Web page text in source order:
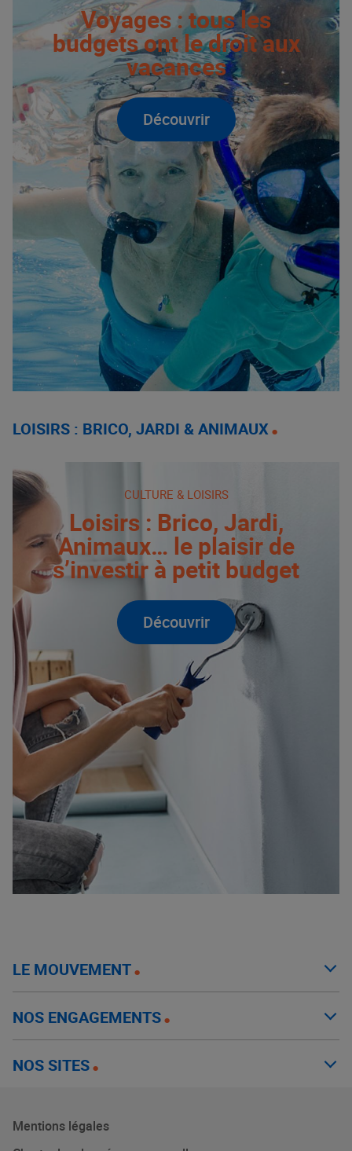
Voyages : tous les
budgets ont le droit aux
vacances
Découvrir
LOISIRS : BRICO, JARDI & ANIMAUX
CULTURE & LOISIRS
Loisirs : Brico, Jardi,
Animaux… le plaisir de
s’investir à petit budget
Découvrir
LE MOUVEMENT
NOS ENGAGEMENTS
NOS SITES
Mentions légales